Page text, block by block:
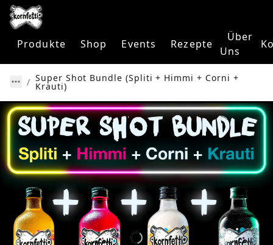
Produkte Shop Events Rezepte
Über
Uns
Super Shot Bundle (Spliti + Himmi + Corni +
Krauti)